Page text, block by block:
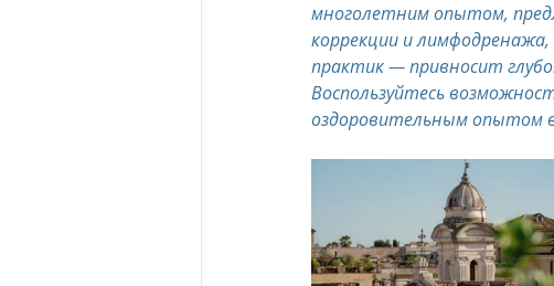
Six Senses CransMontana Switzerland
The Oberoi Beach Resort Mauritius
The Oberoi Dubai, UAE The Oberoi
многолетним опытом,
коррекции и
практик — привносит
Воспользуйтесь
оздоровительным опытом